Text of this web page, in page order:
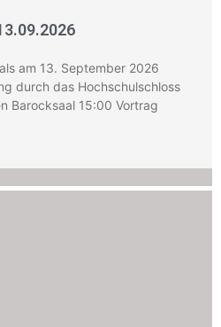
am 13. September 2026
durch das Hochschulschloss
Barocksaal 15:00 Vortrag